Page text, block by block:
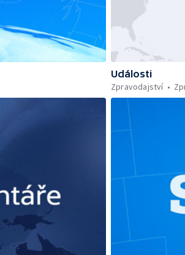
Události
Zpravodajství